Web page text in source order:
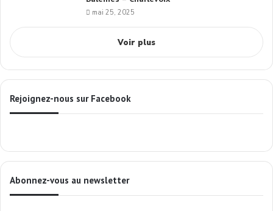
mai 25, 2025
Voir plus
Rejoignez-nous sur Facebook
Abonnez-vous au newsletter